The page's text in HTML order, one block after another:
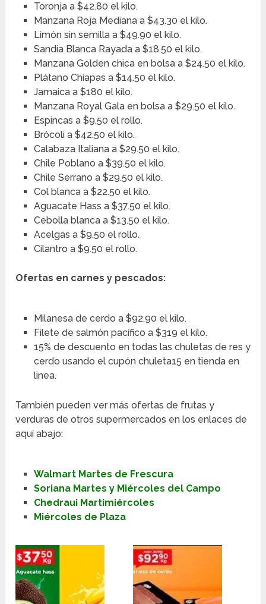
Toronja a $42.80 el kilo.
Manzana Roja Mediana a $43.30 el kilo.
Limón sin semilla a $49.90 el kilo.
Sandía Blanca Rayada a $18.50 el kilo.
Manzana Golden chica en bolsa a $24.50 el kilo.
Plátano Chiapas a $14.50 el kilo.
Jamaica a $180 el kilo.
Manzana Royal Gala en bolsa a $29.50 el kilo.
Espincas a $9.50 el rollo.
Brócoli a $42.50 el kilo.
Calabaza Italiana a $29.50 el kilo.
Chile Poblano a $39.50 el kilo.
Chile Serrano a $29.50 el kilo.
Col blanca a $22.50 el kilo.
Aguacate Hass a $37.50 el kilo.
Cebolla blanca a $13.50 el kilo.
Acelgas a $9.50 el rollo.
Cilantro a $9.50 el rollo.
Ofertas en carnes y pescados:
Milanesa de cerdo a $92.90 el kilo.
Filete de salmón pacífico a $319 el kilo.
15% de descuento en todas las chuletas de res y
cerdo usando el cupón chuleta15 en tienda en
linea.
También pueden ver más ofertas de frutas y
verduras de otros supermercados en los enlaces de
aquí abajo:
Walmart Martes de Frescura
Soriana Martes y Miércoles del Campo
Chedraui Martimiércoles
Miércoles de Plaza